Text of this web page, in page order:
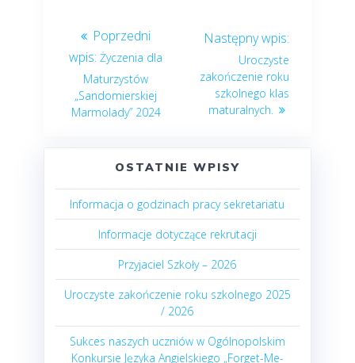
Życzenia dla
Maturzystów
„Sandomierskiej
Marmolady” 2024
Uroczyste
zakończenie roku
szkolnego klas
maturalnych.
OSTATNIE WPISY
Informacja o godzinach pracy sekretariatu
Informacje dotyczące rekrutacji
Przyjaciel Szkoły – 2026
Uroczyste zakończenie roku szkolnego 2025
/ 2026
Sukces naszych uczniów w Ogólnopolskim
Konkursie Języka Angielskiego „Forget-Me-